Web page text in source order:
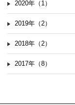
2020年（1）
2019年（2）
2018年（2）
2017年（8）